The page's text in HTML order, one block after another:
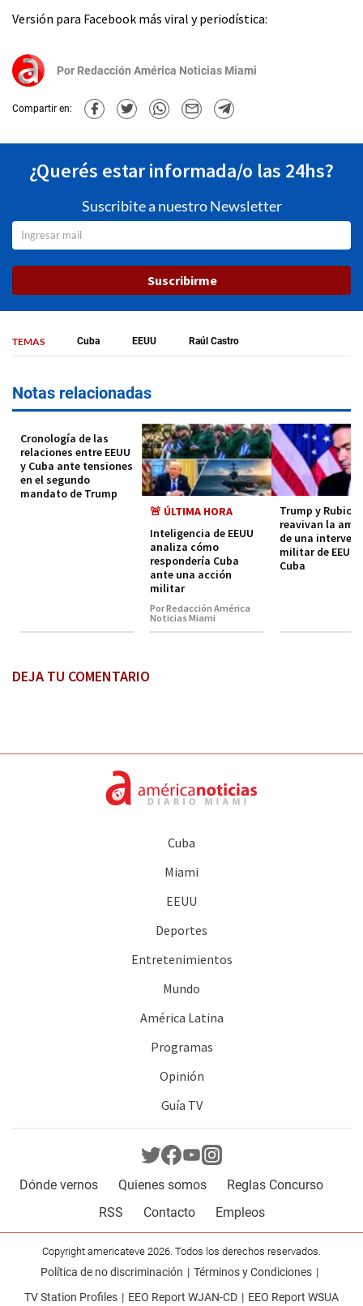
Versión para Facebook más viral y periodística:
Por Redacción América Noticias Miami
Compartir en:
¿Querés estar informada/o las 24hs?
Suscribite a nuestro Newsletter
Suscribirme
TEMAS Cuba EEUU Raúl Castro
Notas relacionadas
Cronología de las
relaciones entre EEUU
y Cuba ante tensiones
en el segundo
mandato de Trump
🚨 ÚLTIMA HORA
Inteligencia de EEUU
analiza cómo
respondería Cuba
ante una acción
militar
Por Redacción América
Noticias Miami
Trump y Rubio
reavivan la
de una
militar de EEUU
Cuba
DEJA TU COMENTARIO
Cuba
Miami
EEUU
Deportes
Entretenimientos
Mundo
América Latina
Programas
Opinión
Guía TV
Dónde vernos Quienes somos
Reglas Concurso
RSS
Contacto Empleos
Copyright americateve 2026. Todos los derechos reservados.
Política de no discriminación
Términos y Condiciones
TV Station Profiles
EEO Report WJAN-CD EEO Report WSUA